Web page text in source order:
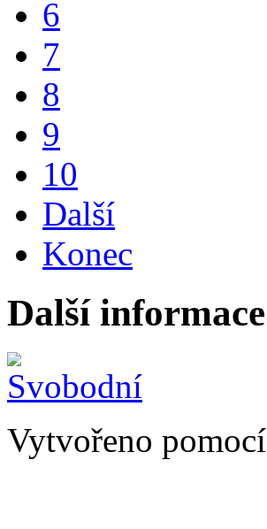
6
7
8
9
10
Další
Konec
Další informace
Vytvořeno pomocí